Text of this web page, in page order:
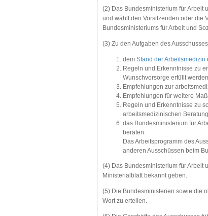
(2) Das Bundesministerium für Arbeit
und wählt den Vorsitzenden oder die
Bundesministeriums für Arbeit und
(3) Zu den Aufgaben des
dem Stand der Arbeitsmedizin
Regeln und Erkenntnisse zu
Wunschvorsorge erfüllt
Empfehlungen zur
Empfehlungen für weitere
Regeln und Erkenntnisse zu
arbeitsmedizinischen
das Bundesministerium für
beraten.
Das Arbeitsprogramm des
anderen Ausschüssen beim
(4) Das Bundesministerium für Arbeit
Ministerialblatt bekannt geben.
(5) Die Bundesministerien sowie die
Wort zu erteilen.